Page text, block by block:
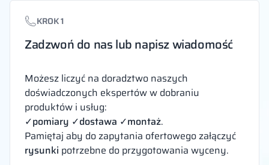
KROK 1
Zadzwoń do nas lub napisz wiadomość
Możesz liczyć na doradztwo naszych
doświadczonych ekspertów w dobraniu
produktów i usług:
✓pomiary ✓dostawa ✓montaż.
Pamiętaj aby do zapytania ofertowego załączyć
rysunki potrzebne do przygotowania wyceny.